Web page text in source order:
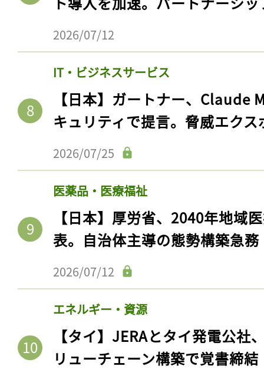
2026/07/12
IT・ビジネスサービス
【日本】ガートナー、Claude
キュリティで提言。脅威エク
2026/07/25
医薬品・医療福祉
【日本】厚労省、2040年地域
表。自治体主導の態勢構築急務
2026/07/12
エネルギー・資源
【タイ】JERAとタイ発電公社
リューチェーン構築で覚書締結